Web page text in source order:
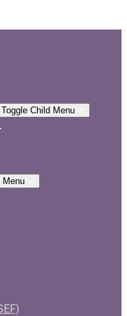
Toggle Child Menu
Menu